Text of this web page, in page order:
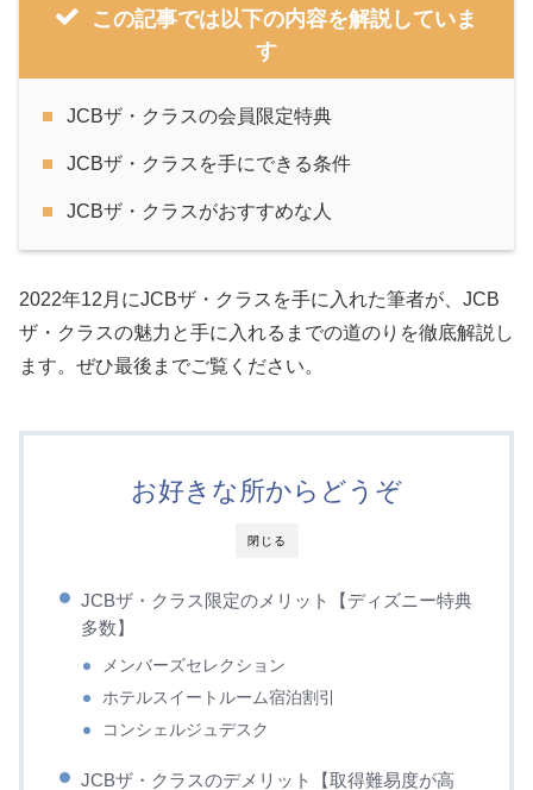
この記事では以下の内容を解説していま
す
JCBザ・クラスの会員限定特典
JCBザ・クラスを手にできる条件
JCBザ・クラスがおすすめな人
2022年12月にJCBザ・クラスを手に入れた筆者が、JCB
ザ・クラスの魅力と手に入れるまでの道のりを徹底解説し
ます。ぜひ最後までご覧ください。
閉じる
お好きな所からどうぞ
JCBザ・クラス限定のメリット【ディズニー特典
多数】
メンバーズセレクション
ホテルスイートルーム宿泊割引
コンシェルジュデスク
JCBザ・クラスのデメリット【取得難易度が高